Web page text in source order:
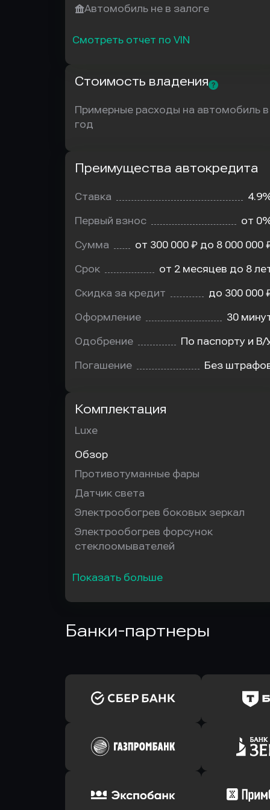
Автомобиль не в залоге
Смотреть отчет по VIN
Стоимость владения
Примерные расходы на автомобиль в
год
Преимущества автокредита
Ставка
Первый взнос от
Сумма от 300 000 ₽ до 8 000 000
Срок от 2 месяцев до 8
Скидка за кредит до 300 000
Оформление 30
Одобрение По паспорту и В/
Погашение Без
Комплектация
Luxe
Обзор
Противотуманные фары
Датчик света
Электрообогрев боковых зеркал
Электрообогрев форсунок
стеклоомывателей
Показать больше
Банки-партнеры
Оправить заявку
в Сбербанк
в Т-Банк
в Газпромбанк
в